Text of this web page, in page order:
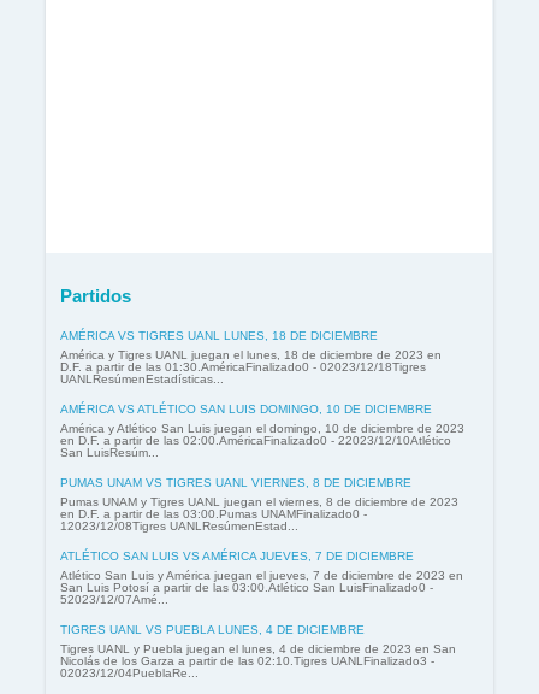
Partidos
AMÉRICA VS TIGRES UANL LUNES, 18 DE DICIEMBRE
América y Tigres UANL juegan el lunes, 18 de diciembre de 2023 en
D.F. a partir de las 01:30.AméricaFinalizado0 - 02023/12/18Tigres
UANLResúmenEstadísticas...
AMÉRICA VS ATLÉTICO SAN LUIS DOMINGO, 10 DE DICIEMBRE
América y Atlético San Luis juegan el domingo, 10 de diciembre de 2023
en D.F. a partir de las 02:00.AméricaFinalizado0 - 22023/12/10Atlético
San LuisResúm...
PUMAS UNAM VS TIGRES UANL VIERNES, 8 DE DICIEMBRE
Pumas UNAM y Tigres UANL juegan el viernes, 8 de diciembre de 2023
en D.F. a partir de las 03:00.Pumas UNAMFinalizado0 -
12023/12/08Tigres UANLResúmenEstad...
ATLÉTICO SAN LUIS VS AMÉRICA JUEVES, 7 DE DICIEMBRE
Atlético San Luis y América juegan el jueves, 7 de diciembre de 2023 en
San Luis Potosí a partir de las 03:00.Atlético San LuisFinalizado0 -
52023/12/07Amé...
TIGRES UANL VS PUEBLA LUNES, 4 DE DICIEMBRE
Tigres UANL y Puebla juegan el lunes, 4 de diciembre de 2023 en San
Nicolás de los Garza a partir de las 02:10.Tigres UANLFinalizado3 -
02023/12/04PueblaRe...